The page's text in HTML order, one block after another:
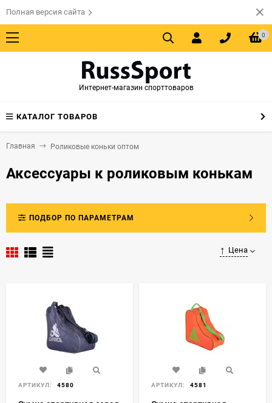
Полная версия сайта
0
Интернет-магазин спорттоваров
КАТАЛОГ ТОВАРОВ
Главная Роликовые коньки оптом
Аксессуары к роликовым конькам
ПОДБОР ПО ПАРАМЕТРАМ
Цена
АРТИКУЛ: 4580 АРТИКУЛ: 4581